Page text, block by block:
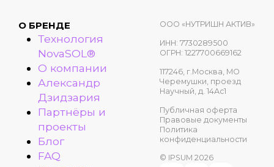
О БРЕНДЕ
Технология
NovaSOL®
О компании
Александр
Дзидзария
Партнёры и
проекты
Блог
FAQ
ООО «НУТРИШН АКТИВ»
ИНН: 7730289500
ОГРН: 1227700669162
117246, г.Москва, МО
Черемушки, проезд
Научный, д. 14Ас1
Публичная оферта
Правовые документы
Политика
конфиденциальности
© IPSUM 2026